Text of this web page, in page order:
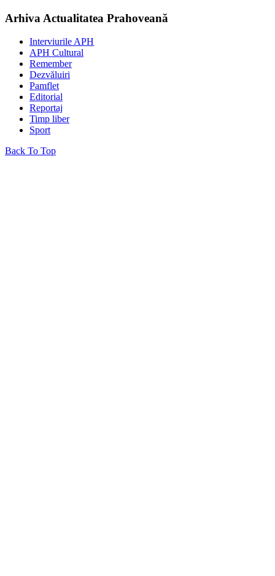
Arhiva Actualitatea Prahoveană
Interviurile APH
APH Cultural
Remember
Dezvăluiri
Pamflet
Editorial
Reportaj
Timp liber
Sport
Back To Top